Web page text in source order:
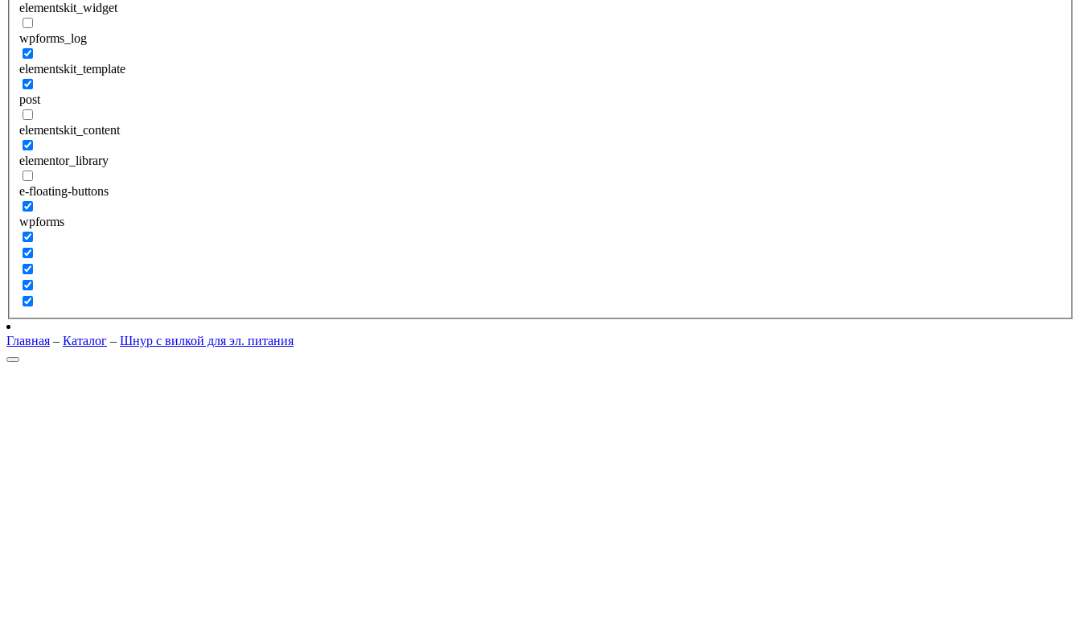
elementskit_widget
wpforms_log
elementskit_template
post
elementskit_content
elementor_library
e-floating-buttons
wpforms
Главная – Каталог – Шнур с вилкой для эл. питания